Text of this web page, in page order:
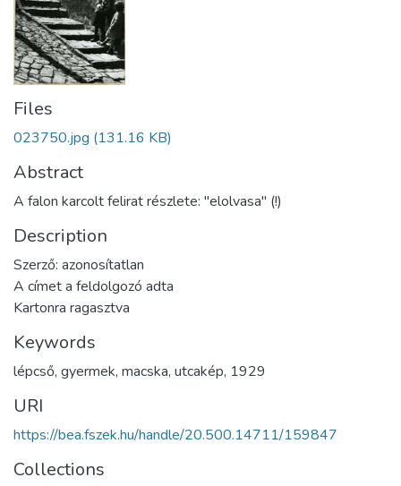
Files
023750.jpg (131.16 KB)
Abstract
A falon karcolt felirat részlete: "elolvasa" (!)
Description
Szerző: azonosítatlan
A címet a feldolgozó adta
Kartonra ragasztva
Keywords
lépcső, gyermek, macska, utcakép, 1929
URI
https://bea.fszek.hu/handle/20.500.14711/159847
Collections